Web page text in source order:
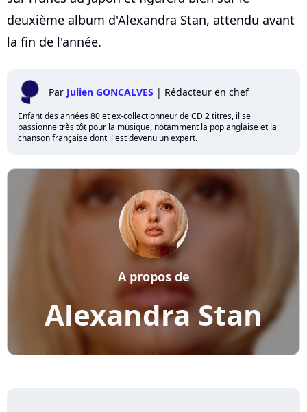
deuxième album d'Alexandra Stan, attendu avant
la fin de l'année.
Par Julien GONCALVES | Rédacteur en chef
Enfant des années 80 et ex-collectionneur de CD 2 titres, il se
passionne très tôt pour la musique, notamment la pop anglaise et la
chanson française dont il est devenu un expert.
Alexandra Stan
A propos de